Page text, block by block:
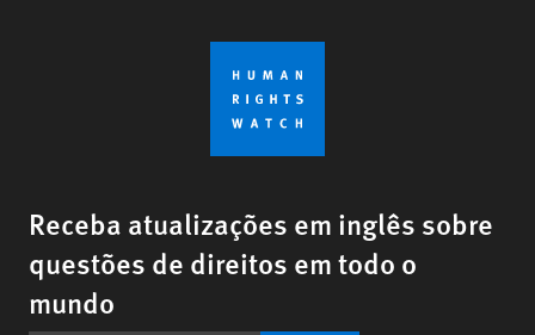
Receba atualizações em inglês sobre
questões de direitos em todo o
mundo